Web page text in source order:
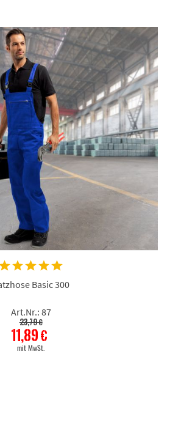
Basic 300
Art.Nr.: 87
23,79 €
11,89 €
mit MwSt.